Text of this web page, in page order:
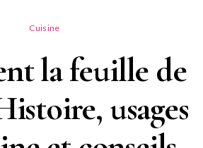
Cuisine
la feuille de
usages